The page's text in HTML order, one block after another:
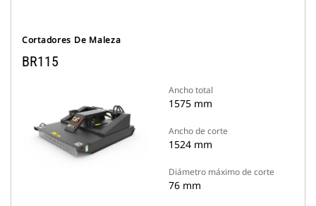
Cortadores De Maleza
BR115
Ancho total
1575 mm
Ancho de corte
1524 mm
Diámetro máximo de corte
76 mm